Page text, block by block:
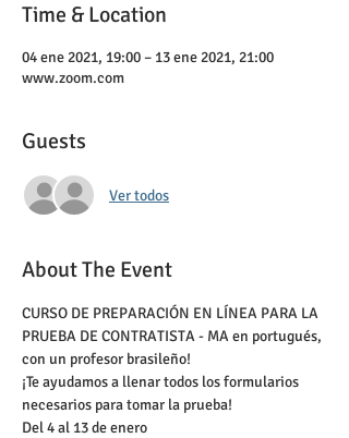
Time & Location
04 ene 2021, 19:00 – 13 ene 2021, 21:00
www.zoom.com
Guests
Ver todos
About The Event
CURSO DE PREPARACIÓN EN LÍNEA PARA LA
PRUEBA DE CONTRATISTA - MA en portugués,
con un profesor brasileño!
¡Te ayudamos a llenar todos los formularios
necesarios para tomar la prueba!
Del 4 al 13 de enero